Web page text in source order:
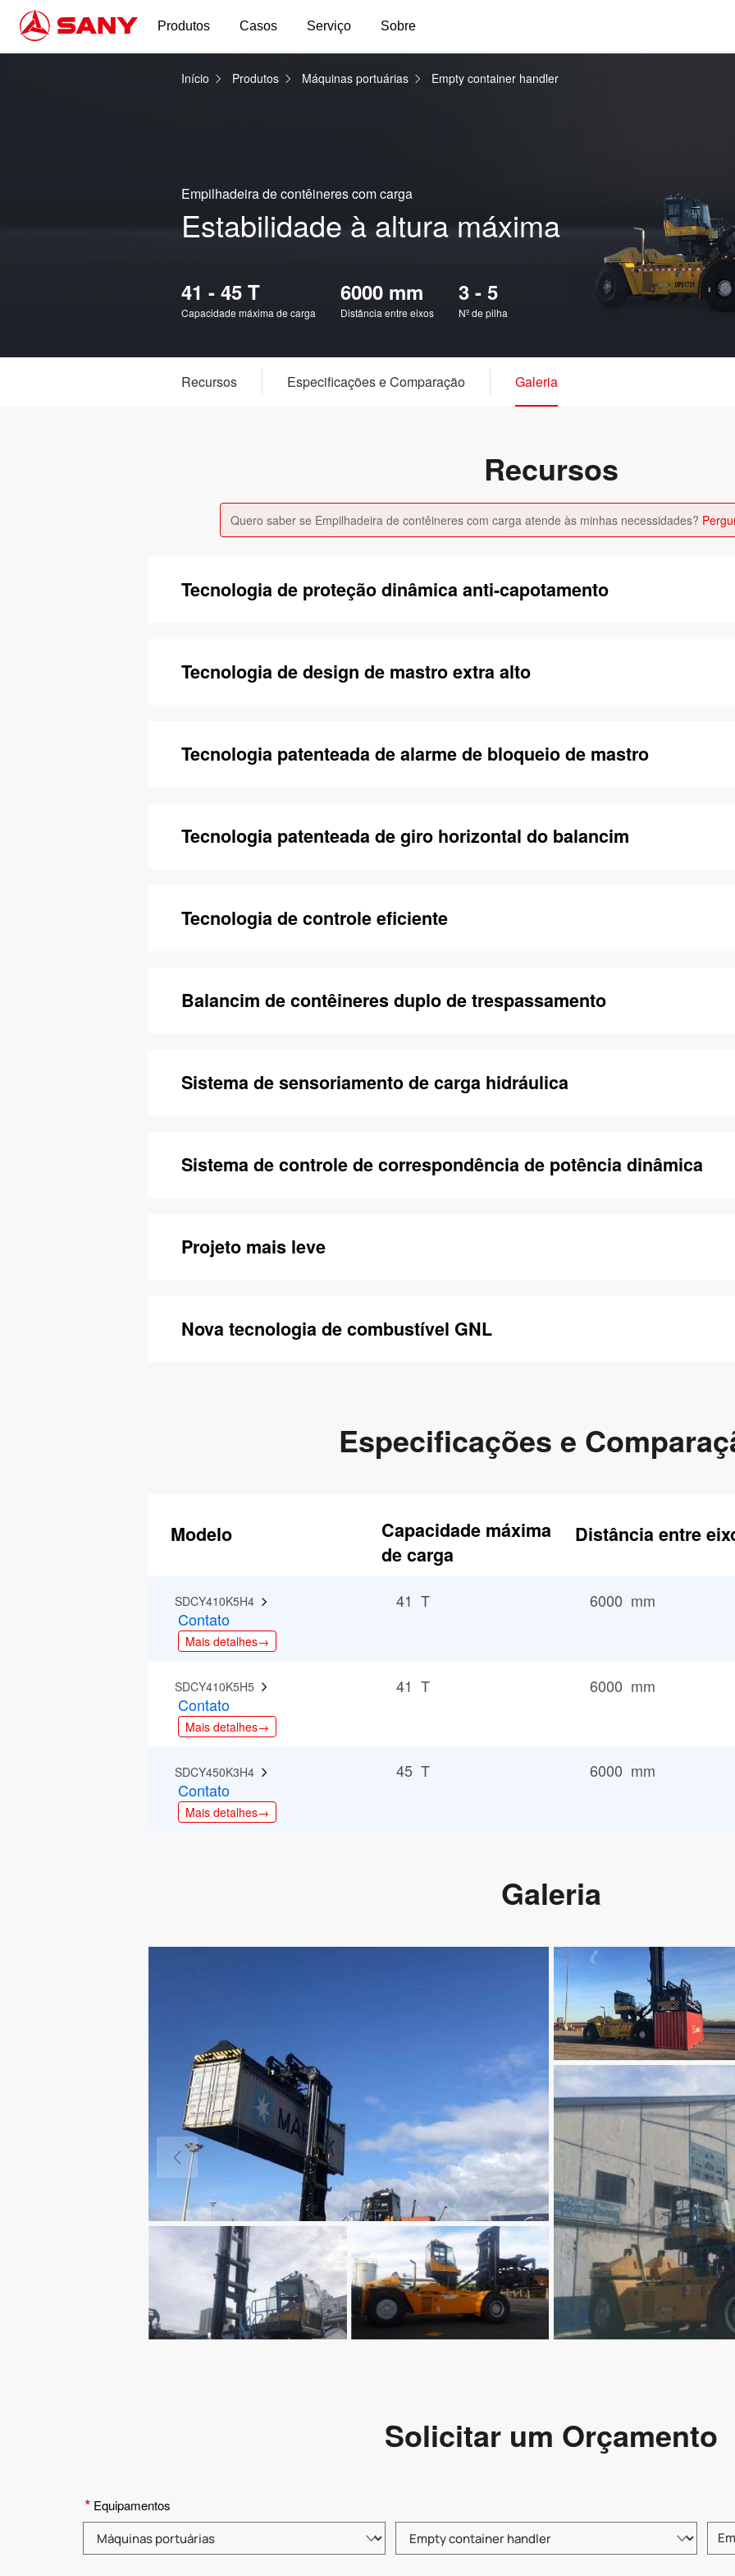
Produtos Casos Serviço Sobre
Início Produtos Máquinas portuárias Empty container handler
Empilhadeira de contêineres com carga
Estabilidade à altura máxima
41 - 45 T
Capacidade máxima de carga
6000 mm
Distância entre eixos
3 - 5
Nº de pilha
Recursos Especificações e Comparação Galeria
Recursos
Quero saber se Empilhadeira de contêineres com carga atende às minhas necessidades?
Tecnologia de proteção dinâmica anti-capotamento
Tecnologia de design de mastro extra alto
Tecnologia patenteada de alarme de bloqueio de mastro
Tecnologia patenteada de giro horizontal do balancim
Tecnologia de controle eficiente
Balancim de contêineres duplo de trespassamento
Sistema de sensoriamento de carga hidráulica
Sistema de controle de correspondência de potência dinâmica
Projeto mais leve
Nova tecnologia de combustível GNL
Especificações e
Modelo
Capacidade máxima
de carga
Distância entre
SDCY410K5H4
Contato
Mais detalhes→
41 T 6000 mm
SDCY410K5H5
Contato
Mais detalhes→
41 T 6000 mm
SDCY450K3H4
Contato
Mais detalhes→
45 T 6000 mm
Galeria
Solicitar um Orçamento
* Equipamentos